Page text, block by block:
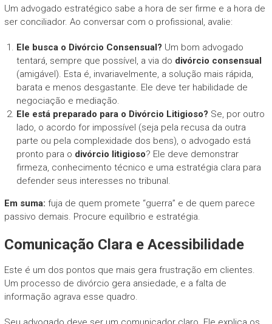
Um advogado estratégico sabe a hora de ser firme e a hora de
ser conciliador. Ao conversar com o profissional, avalie:
Ele busca o Divórcio Consensual? Um bom advogado
tentará, sempre que possível, a via do divórcio consensual
(amigável). Esta é, invariavelmente, a solução mais rápida,
barata e menos desgastante. Ele deve ter habilidade de
negociação e mediação.
Ele está preparado para o Divórcio Litigioso? Se, por outro
lado, o acordo for impossível (seja pela recusa da outra
parte ou pela complexidade dos bens), o advogado está
pronto para o divórcio litigioso? Ele deve demonstrar
firmeza, conhecimento técnico e uma estratégia clara para
defender seus interesses no tribunal.
Em suma: fuja de quem promete “guerra” e de quem parece
passivo demais. Procure equilíbrio e estratégia.
Comunicação Clara e Acessibilidade
Este é um dos pontos que mais gera frustração em clientes.
Um processo de divórcio gera ansiedade, e a falta de
informação agrava esse quadro.